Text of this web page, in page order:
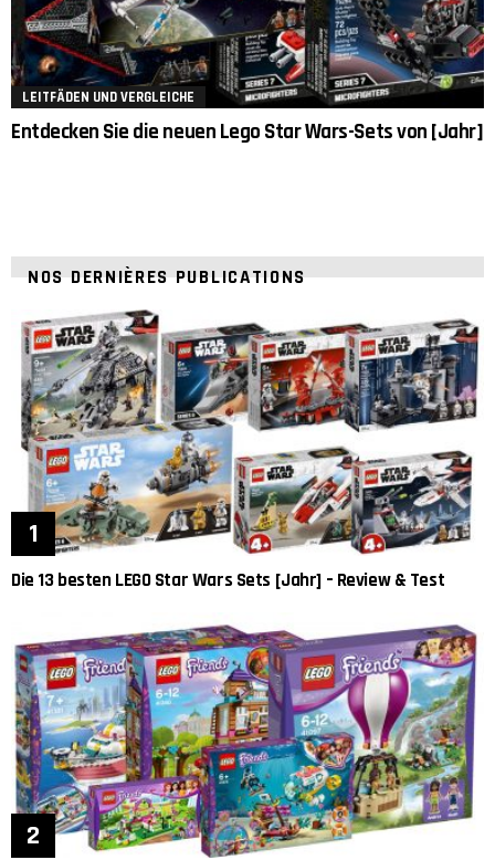
LEITFÄDEN UND VERGLEICHE
Entdecken Sie die neuen Lego Star Wars-Sets von [Jahr]
NOS DERNIÈRES PUBLICATIONS
Die 13 besten LEGO Star Wars Sets [Jahr] – Review & Test